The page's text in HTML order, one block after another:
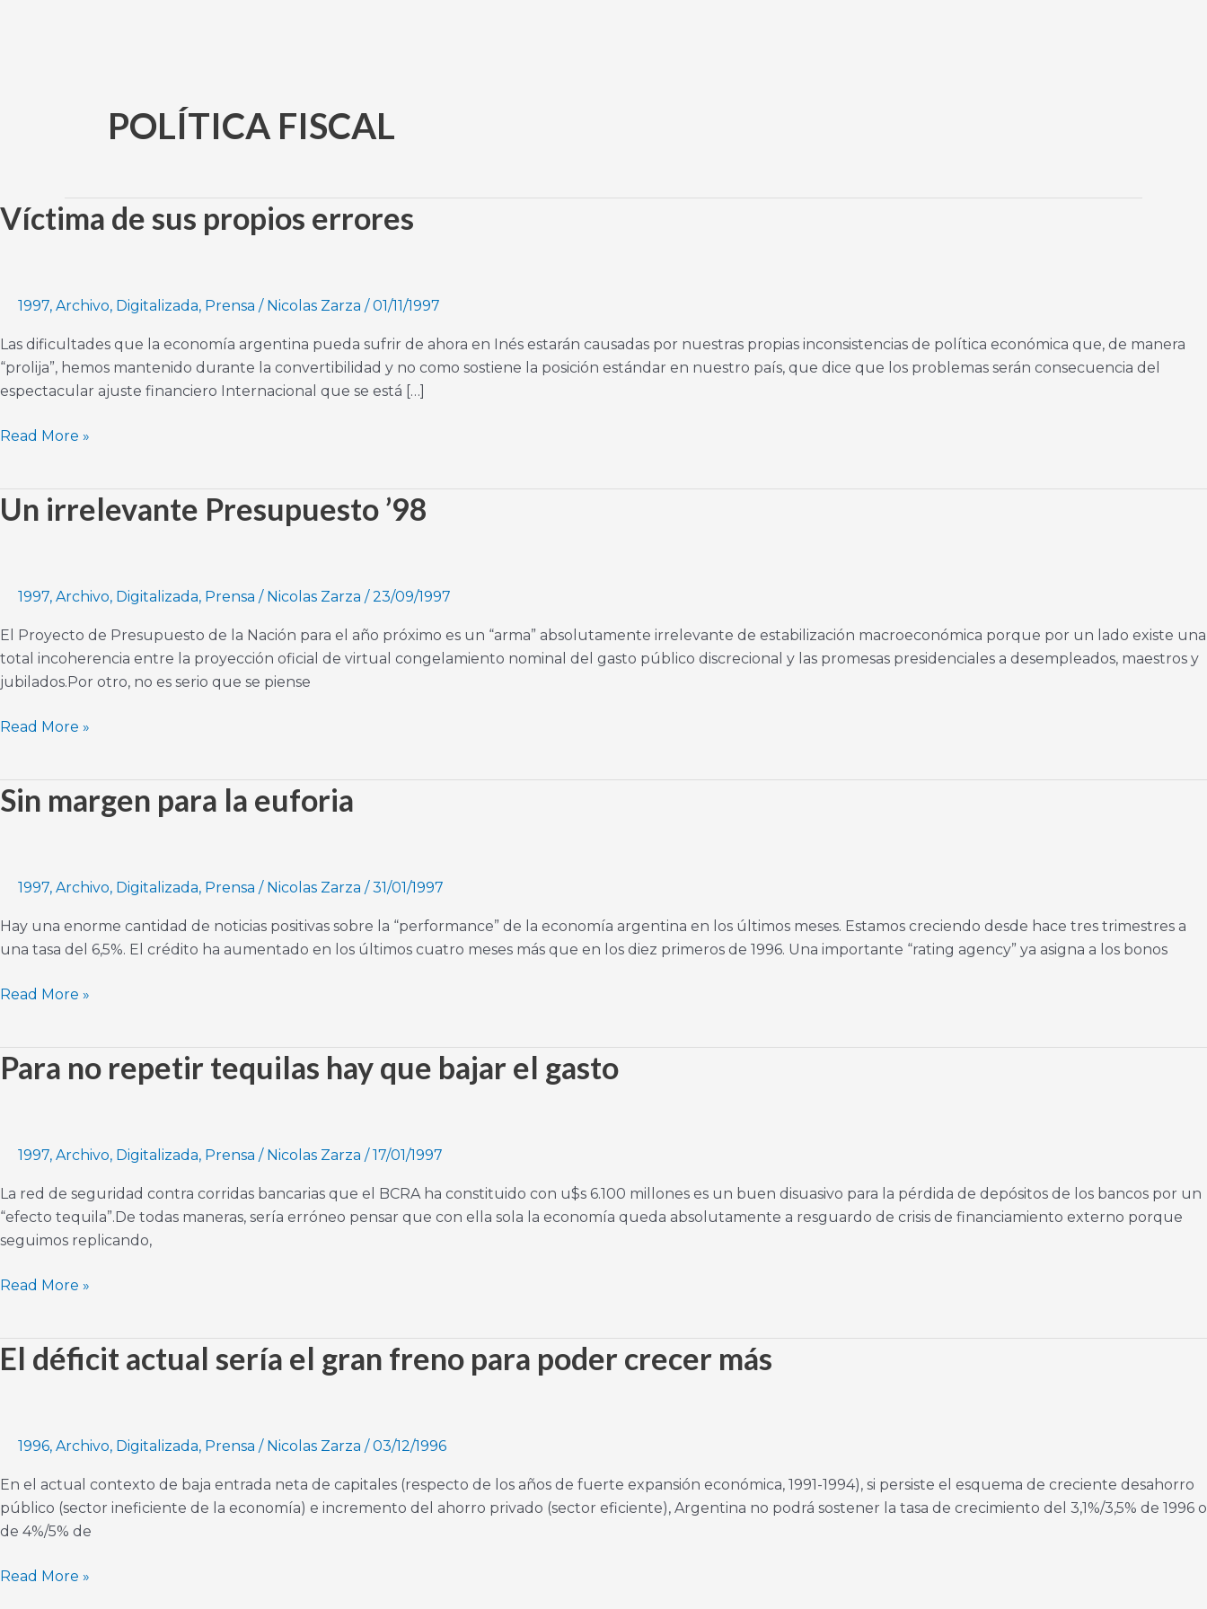
POLÍTICA FISCAL
Víctima de sus propios errores
1997, Archivo, Digitalizada, Prensa / Nicolas Zarza /01/11/1997
Las dificultades que la economía argentina pueda sufrir de ahora en Inés estarán causadas por nuestras propias inconsistencias de política económica que, de manera
“prolija”, hemos mantenido durante la convertibilidad y no como sostiene la posición estándar en nuestro país, que dice que los problemas serán consecuencia del
espectacular ajuste financiero Internacional que se está […]
Víctima
de
errores
Read More »
Un irrelevante Presupuesto ’98
1997, Archivo, Digitalizada, Prensa / Nicolas Zarza /23/09/1997
El Proyecto de Presupuesto de la Nación para el año próximo es un “arma” absolutamente irrelevante de estabilización macroeconómica porque por un lado existe una
total incoherencia entre la proyección oficial de virtual congelamiento nominal del gasto público discrecional y las promesas presidenciales a desempleados, maestros y
jubilados.Por otro, no es serio que se piense
Un
irrelevante
Read More »
Sin margen para la euforia
1997, Archivo, Digitalizada, Prensa / Nicolas Zarza /31/01/1997
Hay una enorme cantidad de noticias positivas sobre la “performance” de la economía argentina en los últimos meses. Estamos creciendo desde hace tres trimestres a
una tasa del 6,5%. El crédito ha aumentado en los últimos cuatro meses más que en los diez primeros de 1996. Una importante “rating agency” ya asigna a los bonos
Sin
margen
euforia
Read More »
Para no repetir tequilas hay que bajar el gasto
1997, Archivo, Digitalizada, Prensa / Nicolas Zarza /17/01/1997
La red de seguridad contra corridas bancarias que el BCRA ha constituido con u$s 6.100 millones es un buen disuasivo para la pérdida de depósitos de los bancos por un
“efecto tequila”.De todas maneras, sería erróneo pensar que con ella sola la economía queda absolutamente a resguardo de crisis de financiamiento externo porque
seguimos replicando,
Para
no
hay
bajar
el
gasto
Read More »
El déficit actual sería el gran freno para poder crecer más
1996, Archivo, Digitalizada, Prensa / Nicolas Zarza /03/12/1996
En el actual contexto de baja entrada neta de capitales (respecto de los años de fuerte expansión económica, 1991-1994), si persiste el esquema de creciente desahorro
público (sector ineficiente de la economía) e incremento del ahorro privado (sector eficiente), Argentina no podrá sostener la tasa de crecimiento del 3,1%/3,5% de 1996 o
de 4%/5% de
El
déficit
freno
para
poder
más
Read More »